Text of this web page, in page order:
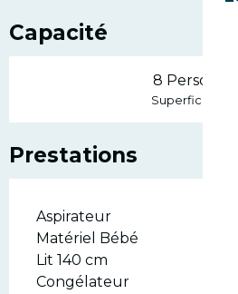
Capacité
8
Superficie : 94
Prestations
Aspirateur
Matériel Bébé
Lit 140 cm
Congélateur